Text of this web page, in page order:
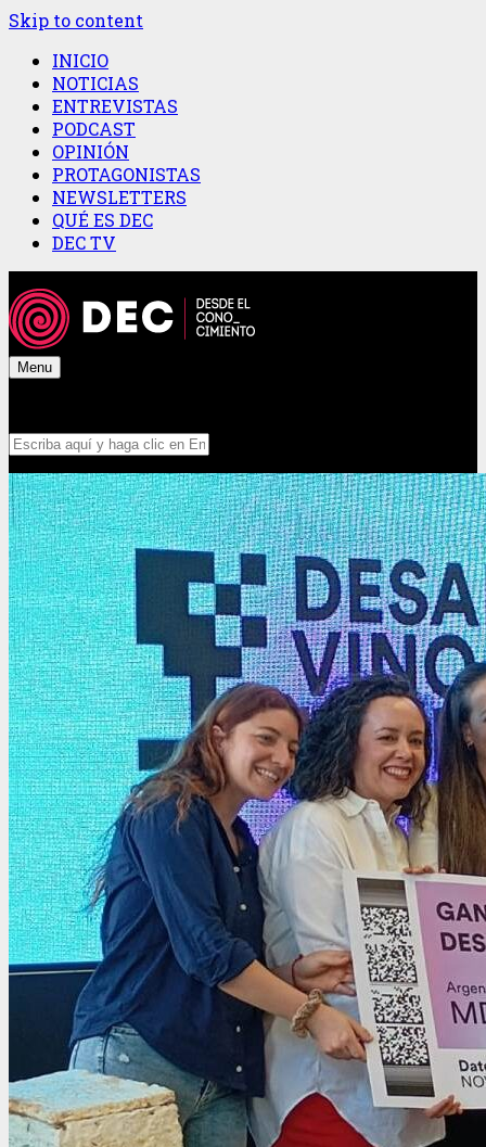
Skip to content
INICIO
NOTICIAS
ENTREVISTAS
PODCAST
OPINIÓN
PROTAGONISTAS
NEWSLETTERS
QUÉ ES DEC
DEC TV
Menu